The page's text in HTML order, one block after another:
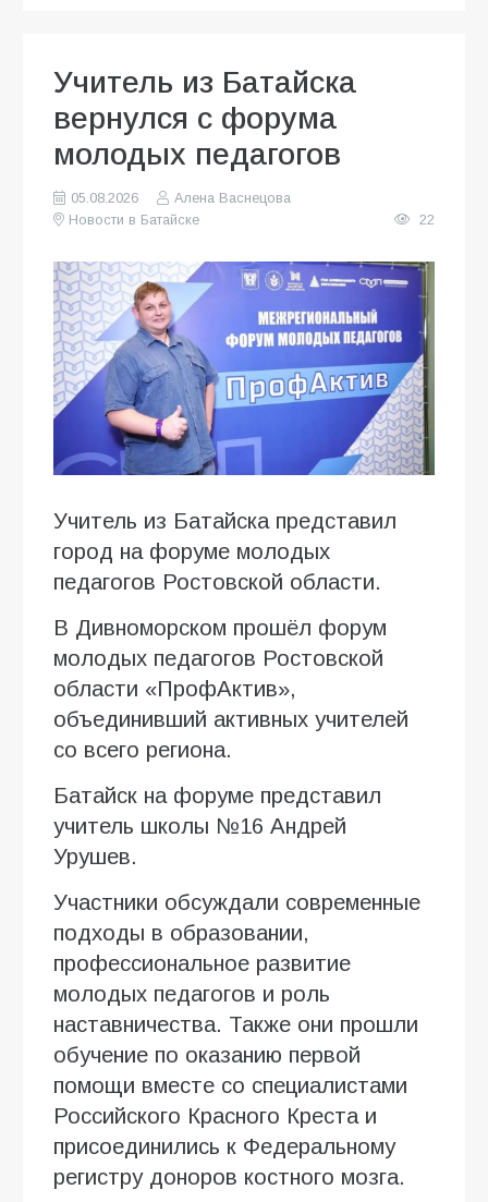
Учитель из Батайска
вернулся с форума
молодых педагогов
05.08.2026
Алена Васнецова
Новости в Батайске
22
Учитель из Батайска представил
город на форуме молодых
педагогов Ростовской области.
В Дивноморском прошёл форум
молодых педагогов Ростовской
области «ПрофАктив»,
объединивший активных учителей
со всего региона.
Батайск на форуме представил
учитель школы №16 Андрей
Урушев.
Участники обсуждали современные
подходы в образовании,
профессиональное развитие
молодых педагогов и роль
наставничества. Также они прошли
обучение по оказанию первой
помощи вместе со специалистами
Российского Красного Креста и
присоединились к Федеральному
регистру доноров костного мозга.